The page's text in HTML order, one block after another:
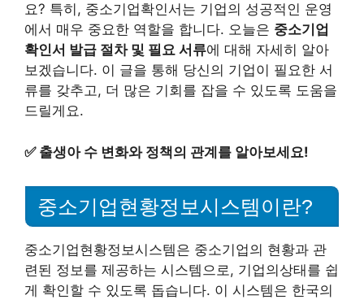
요? 특히, 중소기업확인서는 기업의 성공적인 운영
에서 매우 중요한 역할을 합니다. 오늘은 중소기업
확인서 발급 절차 및 필요 서류에 대해 자세히 알아
보겠습니다. 이 글을 통해 당신의 기업이 필요한 서
류를 갖추고, 더 많은 기회를 잡을 수 있도록 도움을
드릴게요.
✅ 출생아 수 변화와 정책의 관계를 알아보세요!
중소기업현황정보시스템이란?
중소기업현황정보시스템은 중소기업의 현황과 관
련된 정보를 제공하는 시스템으로, 기업의상태를 쉽
게 확인할 수 있도록 돕습니다. 이 시스템은 한국의